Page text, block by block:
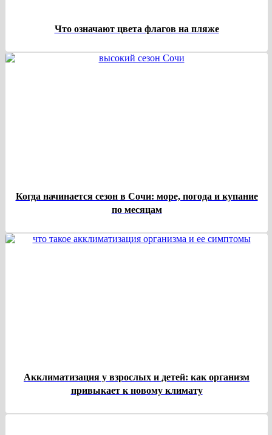
Что означают цвета флагов на пляже
Когда начинается сезон в Сочи: море, погода и купание
по месяцам
Акклиматизация у взрослых и детей: как организм
привыкает к новому климату